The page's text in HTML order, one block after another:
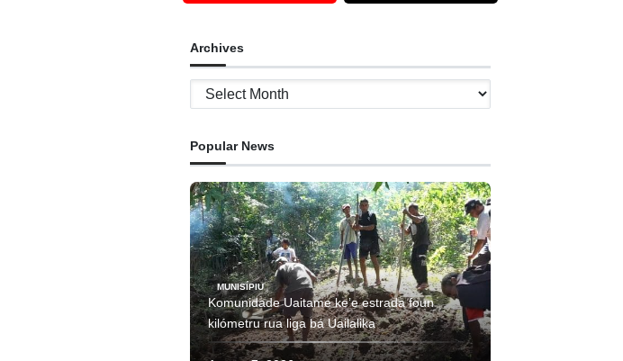
Archives
Archives
Popular News
MUNISÍPIU
Komunidade Uaitame ke’e estrada foun
kilómetru rua liga bá Uailalika